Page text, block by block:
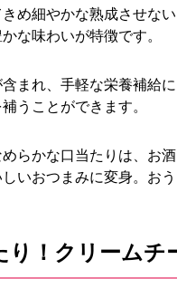
め細やかな熟成させな
な味わいが特徴です。
まれ、手軽な栄養補給
うことができます。
らかな口当たりは、お
いおつまみに変身。お
り！クリームチ